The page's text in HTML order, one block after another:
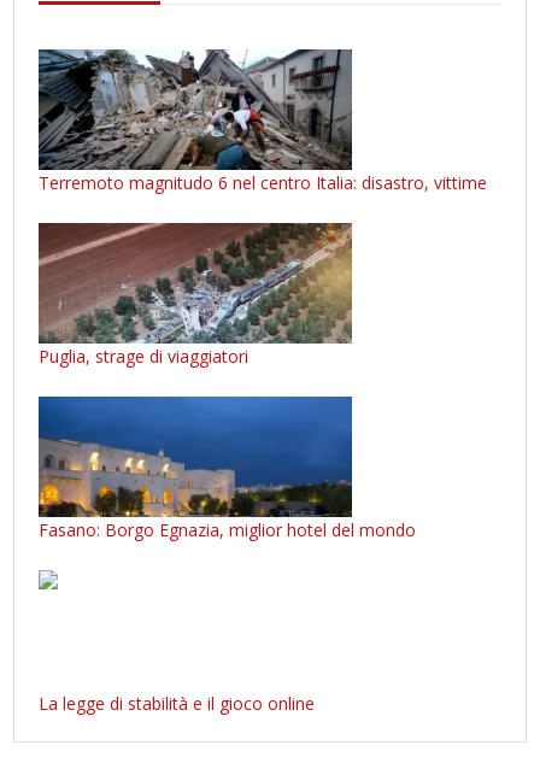
Terremoto magnitudo 6 nel centro Italia: disastro, vittime
Puglia, strage di viaggiatori
Fasano: Borgo Egnazia, miglior hotel del mondo
La legge di stabilità e il gioco online